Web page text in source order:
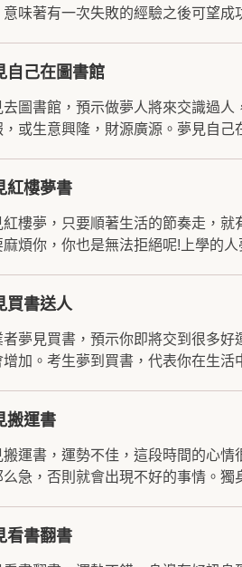
意味著有一次失敗的經驗之後可望
自己在圖書館
去圖書館，預示做夢人將來交識過
，或生意興隆，財源廣源。夢見自
紅樓夢書
紅樓夢，只要順著生活的節奏走，
麻煩你，你也是無法拒絕呢!上學的
買書送人
者夢見買書，預示你即將交到很多
增加。考生夢到買書，代表你在生
搬運書
搬運書，運勢不佳，這段時間的心
么急，否則就會出現不好的事情。
看書翻書